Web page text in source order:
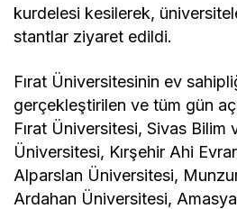
kurdelesi kesilerek,
stantlar ziyaret edildi.
Fırat Üniversitesinin ev
gerçekleştirilen ve tüm gün
Fırat Üniversitesi, Sivas Bilim
Üniversitesi, Kırşehir Ahi
Alparslan Üniversitesi,
Ardahan Üniversitesi,